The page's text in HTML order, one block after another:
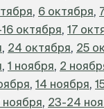
, 6 октября,
октября, 17
, 24 октября, 25
, 1 ноября, 2
, 14 ноября,
ноября, 23-24